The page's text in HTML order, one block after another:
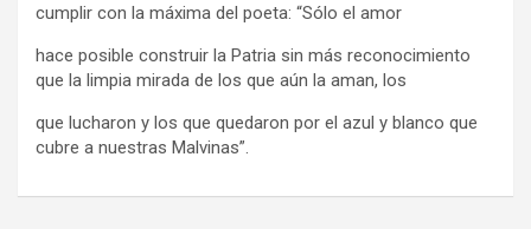
cumplir con la máxima del poeta: “Sólo el amor
hace posible construir la Patria sin más reconocimiento
que la limpia mirada de los que aún la aman, los
que lucharon y los que quedaron por el azul y blanco que
cubre a nuestras Malvinas”.